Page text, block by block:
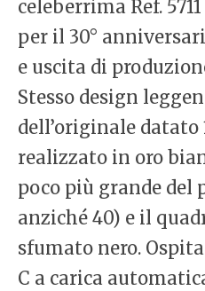
celeberrima Ref.
per il 30°
e uscita di
Stesso design
dell’originale datato
realizzato in oro
poco più grande del
anziché 40) e il
sfumato nero.
C a carica